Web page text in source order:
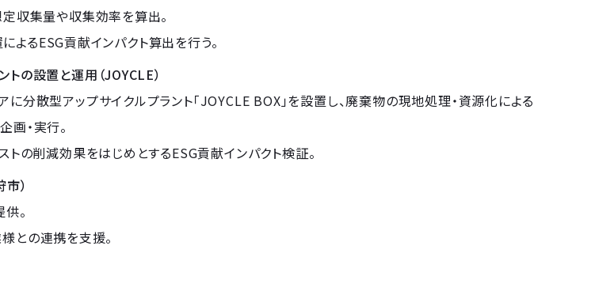
定収集量や収集効率を算出。
よるESG貢献インパクト算出を行う。
の設置と運用（JOYCLE）
に分散型アップサイクルプラント「JOYCLE BOX」を設置し、廃棄物の現地処理・資源化による
画・実行。
トの削減効果をはじめとするESG貢献インパクト検証。
）
。
との連携を支援。